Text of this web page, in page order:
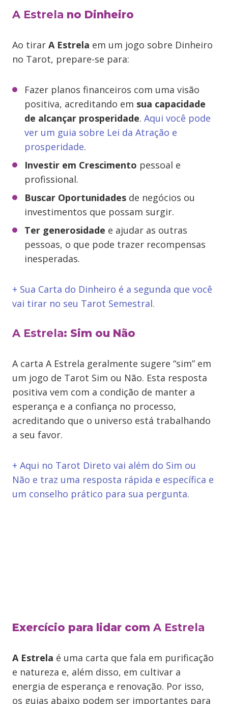
A Estrela no Dinheiro
Ao tirar A Estrela em um jogo sobre Dinheiro
no Tarot, prepare-se para:
Fazer planos financeiros com uma visão
positiva, acreditando em sua capacidade
de alcançar prosperidade. Aqui você pode
ver um guia sobre Lei da Atração e
prosperidade.
Investir em Crescimento pessoal e
profissional.
Buscar Oportunidades de negócios ou
investimentos que possam surgir.
Ter generosidade e ajudar as outras
pessoas, o que pode trazer recompensas
inesperadas.
+ Sua Carta do Dinheiro é a segunda que você
vai tirar no seu Tarot Semestral.
A Estrela: Sim ou Não
A carta A Estrela geralmente sugere “sim” em
um jogo de Tarot Sim ou Não. Esta resposta
positiva vem com a condição de manter a
esperança e a confiança no processo,
acreditando que o universo está trabalhando
a seu favor.
+ Aqui no Tarot Direto vai além do Sim ou
Não e traz uma resposta rápida e específica e
um conselho prático para sua pergunta.
Exercício para lidar com A Estrela
A Estrela é uma carta que fala em purificação
e natureza e, além disso, em cultivar a
energia de esperança e renovação. Por isso,
os guias abaixo podem ser importantes para